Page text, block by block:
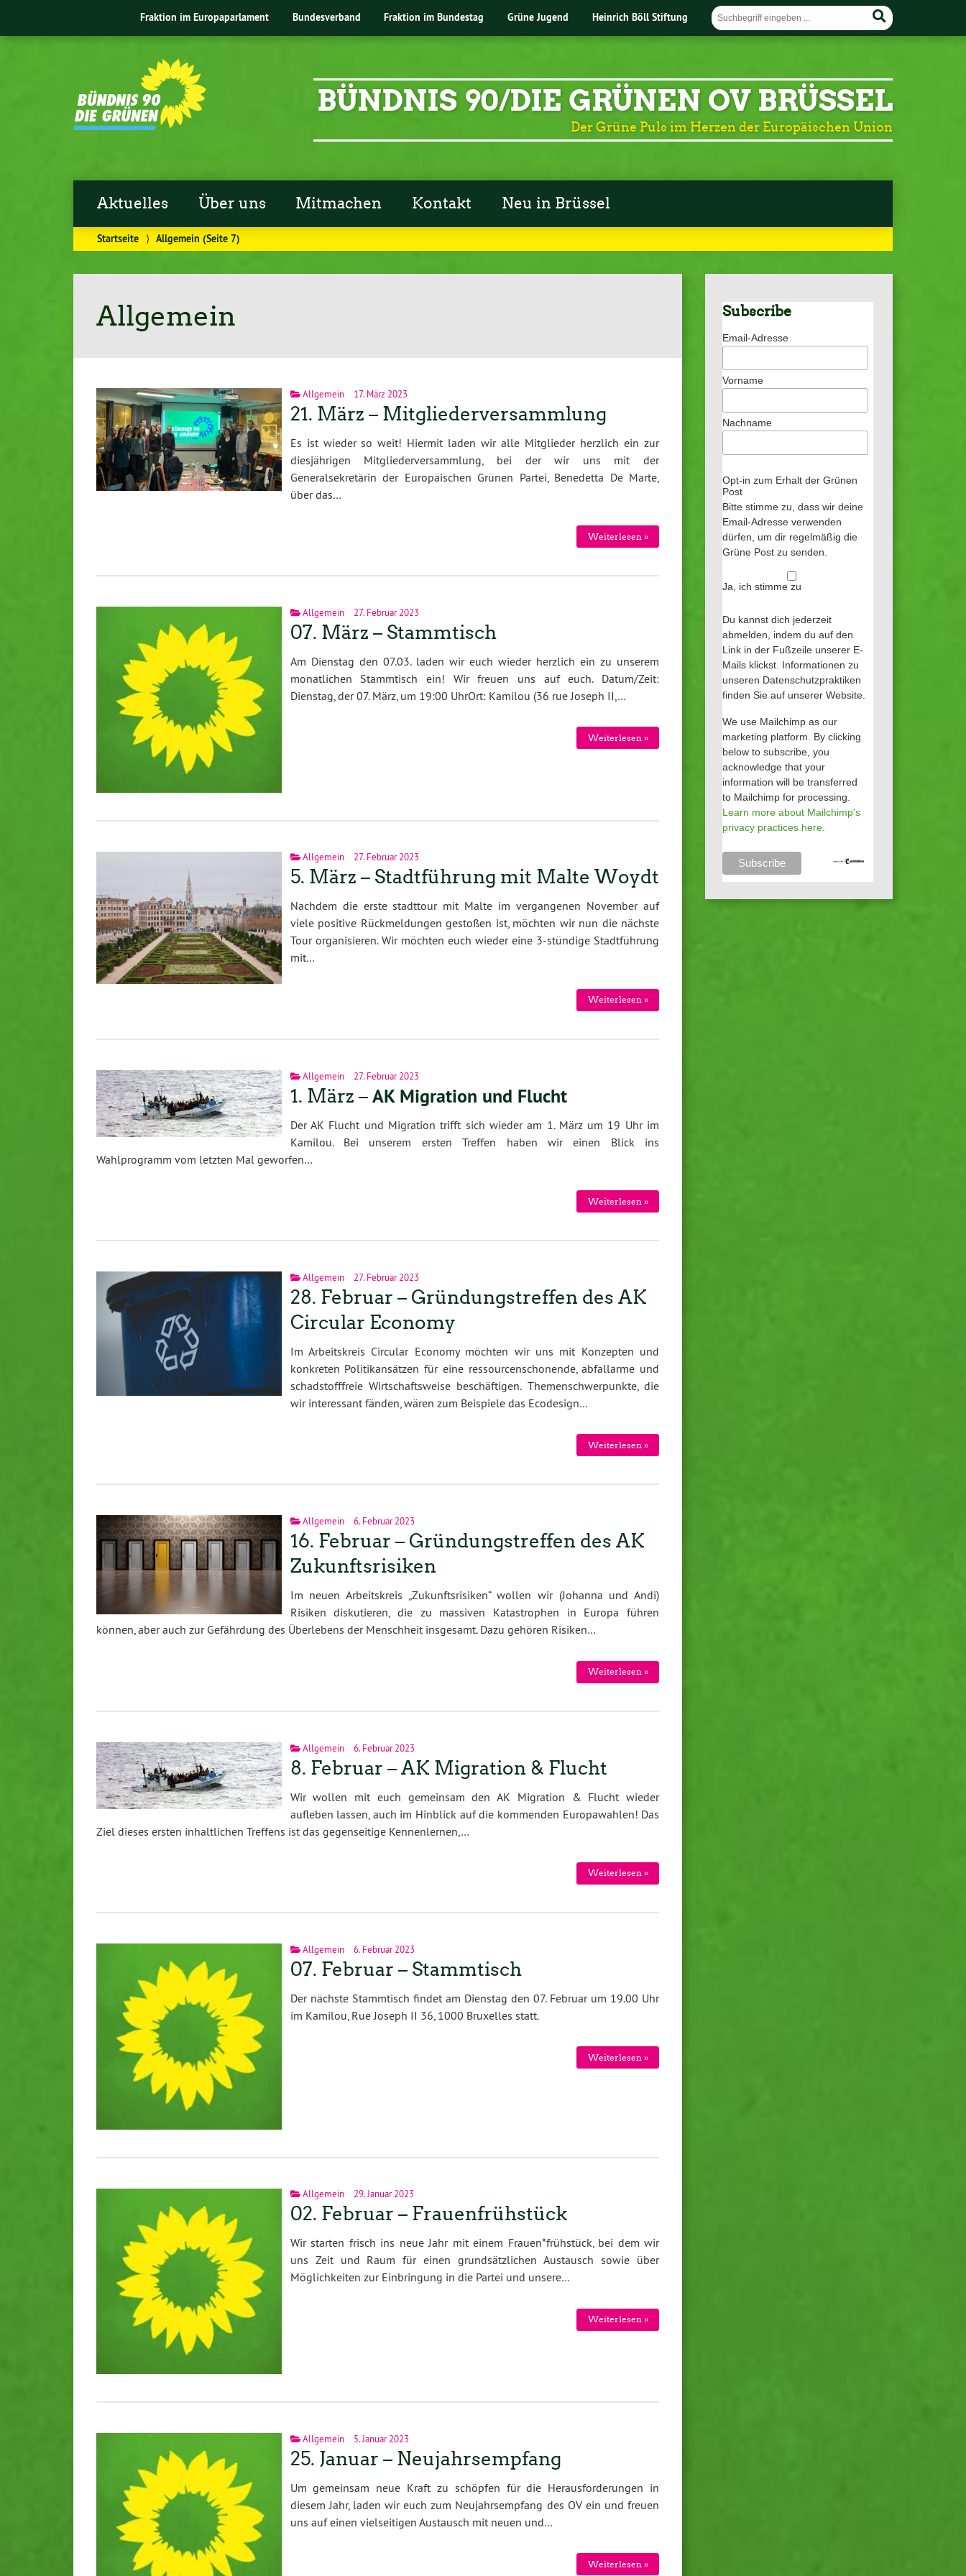
Fraktion im Europaparlament Bundesverband Fraktion im Bundestag Grüne Jugend Heinrich Böll Stiftung
BÜNDNIS 90/DIE GRÜNEN OV BRÜSSEL
Der Grüne Puls im Herzen der Europäischen Union
Aktuelles Über uns Mitmachen Kontakt Neu in Brüssel
Startseite ⟩ Allgemein (Seite 7)
Allgemein
Allgemein 17. März 2023
21. März – Mitgliederversammlung
Es ist wieder so weit! Hiermit laden wir alle Mitglieder herzlich ein zur
diesjährigen Mitgliederversammlung, bei der wir uns mit der
Generalsekretärin der Europäischen Grünen Partei, Benedetta De Marte,
über das…
Weiterlesen »
Allgemein 27. Februar 2023
07. März – Stammtisch
Am Dienstag den 07.03. laden wir euch wieder herzlich ein zu unserem
monatlichen Stammtisch ein! Wir freuen uns auf euch. Datum/Zeit:
Dienstag, der 07. März, um 19:00 UhrOrt: Kamilou (36 rue Joseph II,…
Weiterlesen »
Allgemein 27. Februar 2023
5. März – Stadtführung mit Malte Woydt
Nachdem die erste stadttour mit Malte im vergangenen November auf
viele positive Rückmeldungen gestoßen ist, möchten wir nun die nächste
Tour organisieren. Wir möchten euch wieder eine 3-stündige Stadtführung
mit…
Weiterlesen »
Allgemein 27. Februar 2023
1. März –AK Migration und Flucht
Der AK Flucht und Migration trifft sich wieder am 1. März um 19 Uhr im
Kamilou. Bei unserem ersten Treffen haben wir einen Blick ins
Wahlprogramm vom letzten Mal geworfen…
Weiterlesen »
Allgemein 27. Februar 2023
28. Februar – Gründungstreffen des AK
Circular Economy
Im Arbeitskreis Circular Economy möchten wir uns mit Konzepten und
konkreten Politikansätzen für eine ressourcenschonende, abfallarme und
schadstofffreie Wirtschaftsweise beschäftigen. Themenschwerpunkte, die
wir interessant fänden, wären zum Beispiele das Ecodesign…
Weiterlesen »
Allgemein 6. Februar 2023
16. Februar – Gründungstreffen des AK
Zukunftsrisiken
Im neuen Arbeitskreis „Zukunftsrisiken“ wollen wir (Johanna und Andi)
Risiken diskutieren, die zu massiven Katastrophen in Europa führen
können, aber auch zur Gefährdung des Überlebens der Menschheit insgesamt. Dazu gehören Risiken…
Weiterlesen »
Allgemein 6. Februar 2023
8. Februar – AK Migration & Flucht
Wir wollen mit euch gemeinsam den AK Migration & Flucht wieder
aufleben lassen, auch im Hinblick auf die kommenden Europawahlen! Das
Ziel dieses ersten inhaltlichen Treffens ist das gegenseitige Kennenlernen,…
Weiterlesen »
Allgemein 6. Februar 2023
07. Februar – Stammtisch
Der nächste Stammtisch findet am Dienstag den 07. Februar um 19.00 Uhr
im Kamilou, Rue Joseph II 36, 1000 Bruxelles statt.
Weiterlesen »
Allgemein 29. Januar 2023
02. Februar – Frauenfrühstück
Wir starten frisch ins neue Jahr mit einem Frauen*frühstück, bei dem wir
uns Zeit und Raum für einen grundsätzlichen Austausch sowie über
Möglichkeiten zur Einbringung in die Partei und unsere…
Weiterlesen »
Allgemein 5. Januar 2023
25. Januar – Neujahrsempfang
Um gemeinsam neue Kraft zu schöpfen für die Herausforderungen in
diesem Jahr, laden wir euch zum Neujahrsempfang des OV ein und freuen
uns auf einen vielseitigen Austausch mit neuen und…
Weiterlesen »
Subscribe
Email-Adresse
Vorname
Nachname
Opt-in zum Erhalt der Grünen
Post
Bitte stimme zu, dass wir deine
Email-Adresse verwenden
dürfen, um dir regelmäßig die
Grüne Post zu senden.
Ja, ich stimme zu
Du kannst dich jederzeit
abmelden, indem du auf den
Link in der Fußzeile unserer E-
Mails klickst. Informationen zu
unseren Datenschutzpraktiken
finden Sie auf unserer Website.
We use Mailchimp as our
marketing platform. By clicking
below to subscribe, you
acknowledge that your
information will be transferred
to Mailchimp for processing.
Learn more about Mailchimp's
privacy practices here.